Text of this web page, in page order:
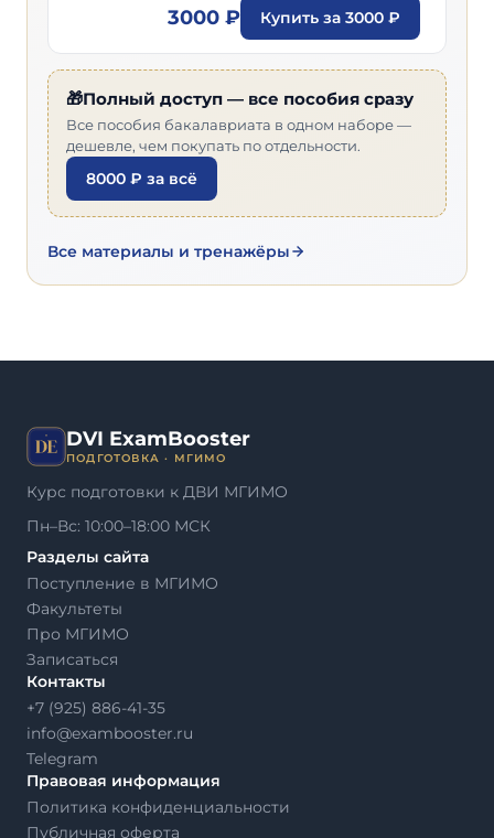
3000 ₽ Купить за 3000 ₽
🎁Полный доступ — все пособия сразу
Все пособия бакалавриата в одном наборе —
дешевле, чем покупать по отдельности.
8000 ₽ за всё
Все материалы и тренажёры
DVI ExamBooster
ПОДГОТОВКА · МГИМО
Курс подготовки к ДВИ МГИМО
Пн–Вс: 10:00–18:00 МСК
Разделы сайта
Поступление в МГИМО
Факультеты
Про МГИМО
Записаться
Контакты
+7 (925) 886-41-35
info@exambooster.ru
Telegram
Правовая информация
Политика конфиденциальности
Публичная оферта